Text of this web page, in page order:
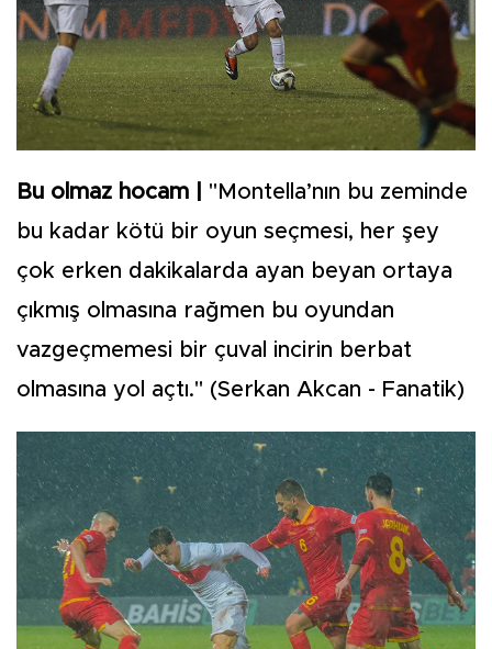
Bu olmaz hocam | "Montella’nın bu zeminde
bu kadar kötü bir oyun seçmesi, her şey
çok erken dakikalarda ayan beyan ortaya
çıkmış olmasına rağmen bu oyundan
vazgeçmemesi bir çuval incirin berbat
olmasına yol açtı." (Serkan Akcan - Fanatik)